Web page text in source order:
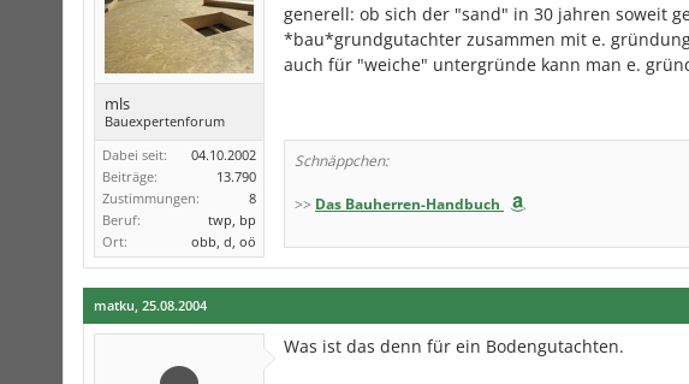
mls
Bauexpertenforum
Dabei seit:
04.10.2002
Beiträge:
13.790
Zustimmungen:
8
Beruf:
twp, bp
Ort:
obb, d, oö
generell: ob sich der "sand" in 30 jahren soweit
*bau*grundgutachter zusammen mit e.
auch für "weiche" untergründe kann man e.
Schnäppchen:
>> Das Bauherren-Handbuch
matku, 25.08.2004
Was ist das denn für ein Bodengutachten.